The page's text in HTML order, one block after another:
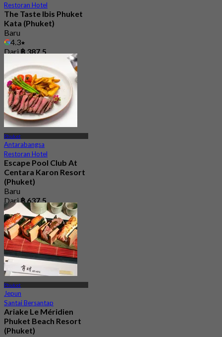
Restoran Hotel
The Taste Ibis Phuket
Kata (Phuket)
Baru
4.3
Dari ฿ 387.5
Phuket
Antarabangsa
Restoran Hotel
Escape Pool Club At
Centara Karon Resort
(Phuket)
Baru
Dari ฿ 637.5
Phuket
Jepun
Santai Bersantap
Ariake Le Méridien
Phuket Beach Resort
(Phuket)